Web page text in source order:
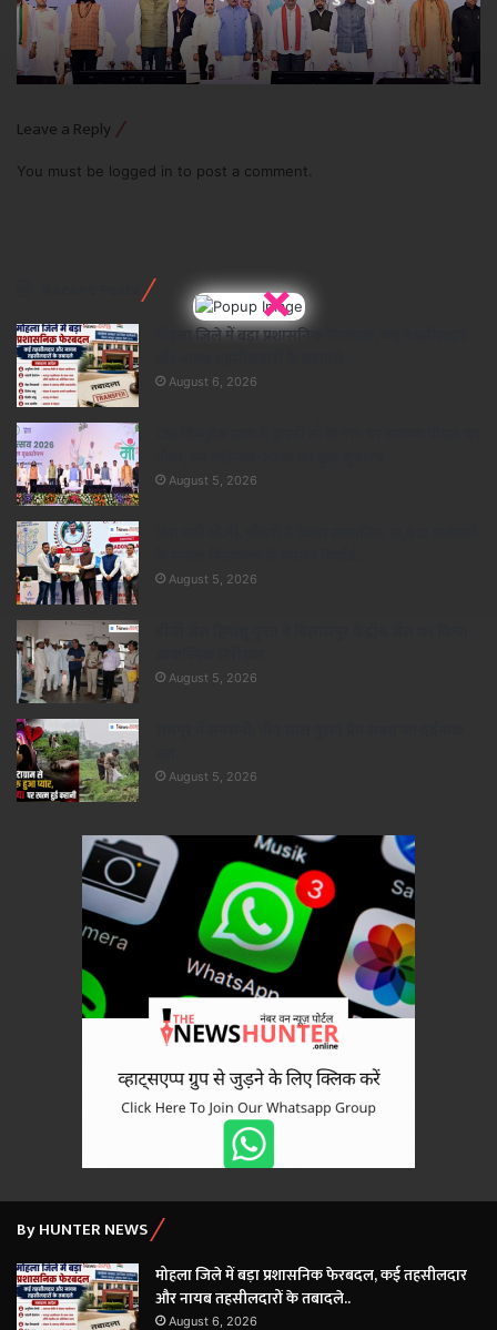
Leave a Reply
You must be logged in to post a comment.
×
मोहला जिले में बड़ा प्रशासनिक फेरबदल, कई तहसीलदार
August 6, 2026
August 5, 2026
August 5, 2026
August 5, 2026
August 5, 2026
By HUNTER NEWS
मोहला जिले में बड़ा प्रशासनिक फेरबदल, कई तहसीलदार
और नायब तहसीलदारों के तबादले..
August 6, 2026